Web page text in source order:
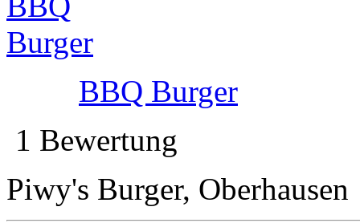
BBQ Burger
1 Bewertung
Piwy's Burger, Oberhausen